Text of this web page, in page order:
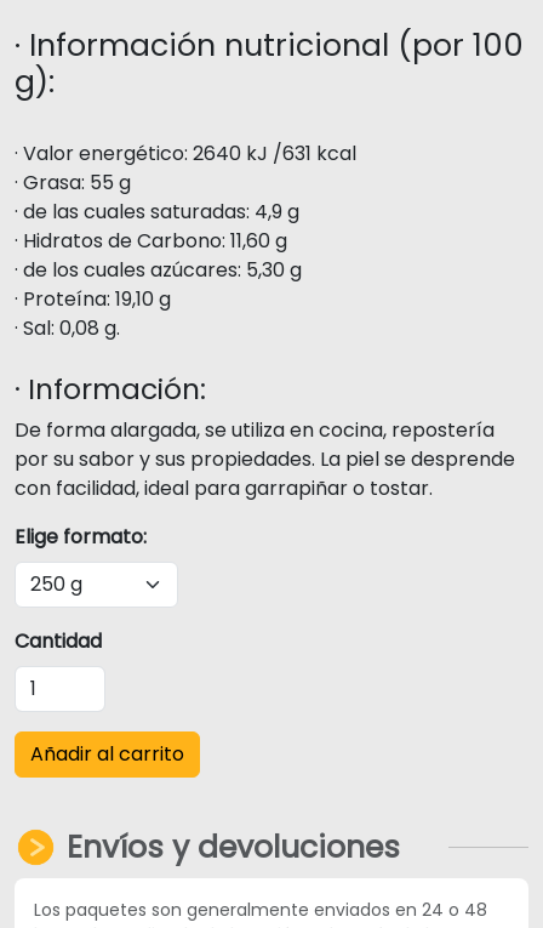
· Información nutricional (por 100
g):
· Valor energético: 2640 kJ /631 kcal
· Grasa: 55 g
· de las cuales saturadas: 4,9 g
· Hidratos de Carbono: 11,60 g
· de los cuales azúcares: 5,30 g
· Proteína: 19,10 g
· Sal: 0,08 g.
· Información:
De forma alargada, se utiliza en cocina, repostería
por su sabor y sus propiedades. La piel se desprende
con facilidad, ideal para garrapiñar o tostar.
Elige formato:
Cantidad
Añadir al carrito
Envíos y devoluciones
Los paquetes son generalmente enviados en 24 o 48